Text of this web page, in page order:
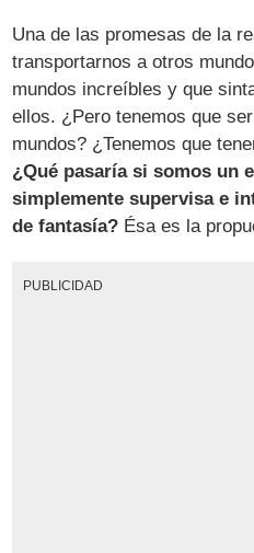
Una de las promesas de la
transportarnos a otros
mundos increíbles y que
ellos. ¿Pero tenemos que
mundos? ¿Tenemos que
¿Qué pasaría si somos un
simplemente supervisa e
de fantasía? Ésa es la
PUBLICIDAD